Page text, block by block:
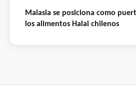
Malasia se posiciona como
los alimentos Halal chilenos